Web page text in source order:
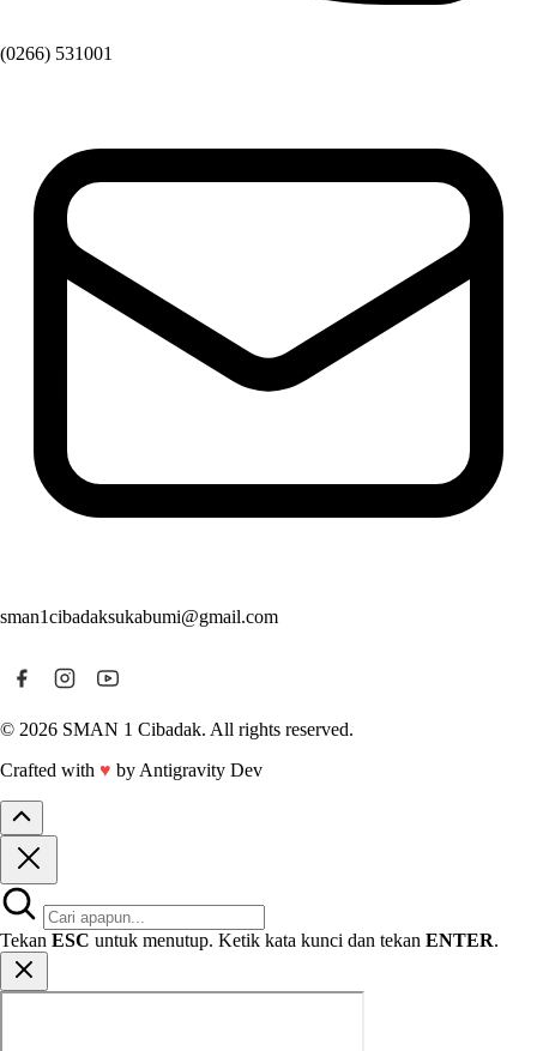
(0266) 531001
sman1cibadaksukabumi@gmail.com
© 2026 SMAN 1 Cibadak. All rights reserved.
Crafted with ♥ by Antigravity Dev
Tekan ESC untuk menutup. Ketik kata kunci dan tekan ENTER.